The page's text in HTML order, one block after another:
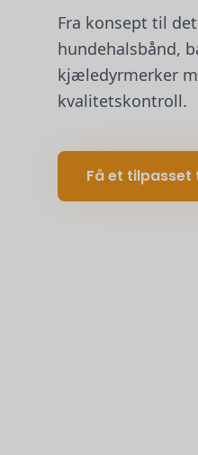
Fra konsept til
hundehalsbånd,
kjæledyrmerker
kvalitetskontroll.
Få et tilpasset